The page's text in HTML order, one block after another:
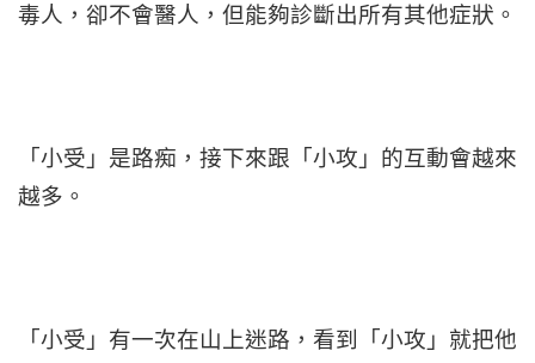
毒人，卻不會醫人，但能夠診斷出所有其他症狀。
「小受」是路痴，接下來跟「小攻」的互動會越來
越多。
「小受」有一次在山上迷路，看到「小攻」就把他